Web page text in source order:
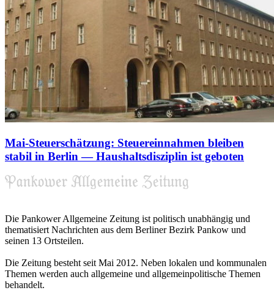
Mai-Steuerschätzung: Steuereinnahmen bleiben
stabil in Berlin — Haushaltsdisziplin ist geboten
Die Pankower Allgemeine Zeitung ist politisch unabhängig und
thematisiert Nachrichten aus dem Berliner Bezirk Pankow und
seinen 13 Ortsteilen.
Die Zeitung besteht seit Mai 2012. Neben lokalen und kommunalen
Themen werden auch allgemeine und allgemeinpolitische Themen
behandelt.